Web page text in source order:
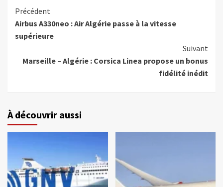
Précédent
Airbus A330neo : Air Algérie passe à la vitesse
supérieure
Suivant
Marseille – Algérie : Corsica Linea propose un bonus
fidélité inédit
À découvrir aussi